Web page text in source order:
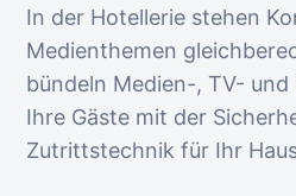
In der Hotellerie stehen
Medienthemen
bündeln Medien-, TV-
Ihre Gäste mit der
Zutrittstechnik für Ihr